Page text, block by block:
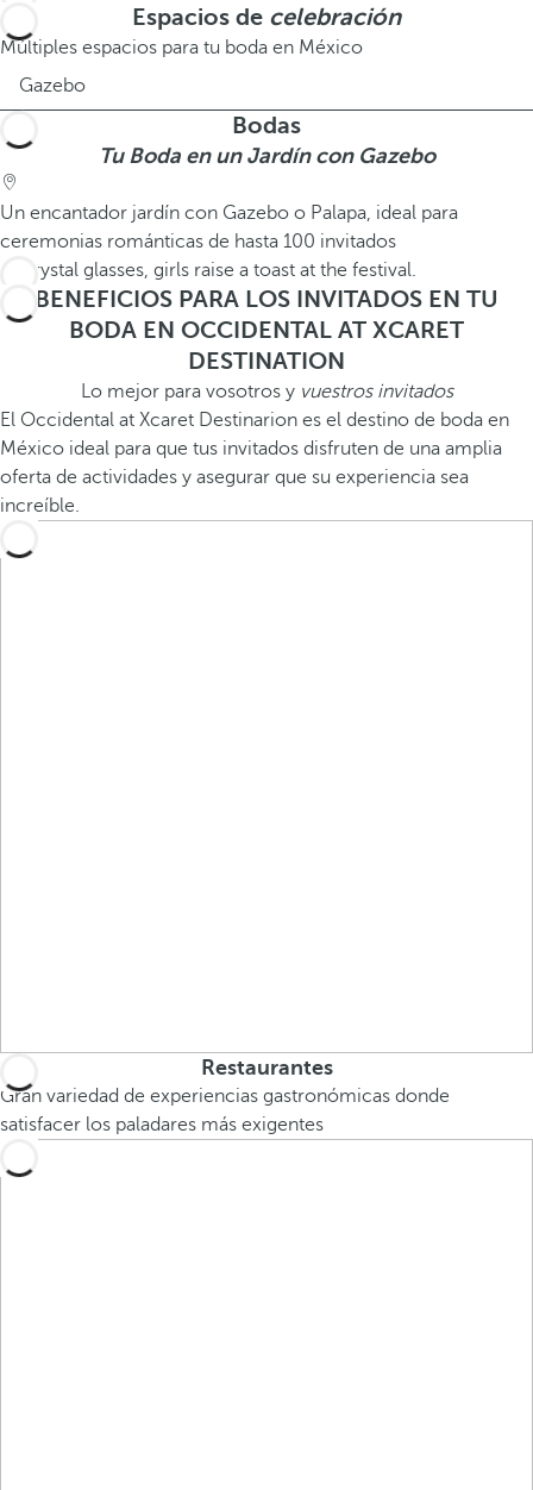
Espacios de celebración
Múltiples espacios para tu boda en México
Gazebo
Bodas
Tu Boda en un Jardín con Gazebo
Un encantador jardín con Gazebo o Palapa, ideal para
ceremonias románticas de hasta 100 invitados
BENEFICIOS PARA LOS INVITADOS EN TU
BODA EN OCCIDENTAL AT XCARET
DESTINATION
Lo mejor para vosotros y vuestros invitados
El Occidental at Xcaret Destinarion es el destino de boda en
México ideal para que tus invitados disfruten de una amplia
oferta de actividades y asegurar que su experiencia sea
increíble.
Restaurantes
Gran variedad de experiencias gastronómicas donde
satisfacer los paladares más exigentes